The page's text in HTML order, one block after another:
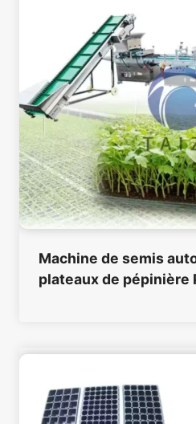
Machine de semis
plateaux de pépinière